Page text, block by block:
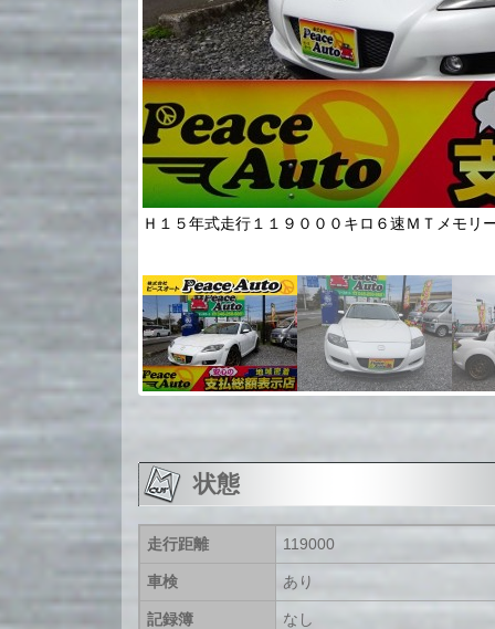
Ｈ１５年式走行１１９０００キロ６速ＭＴメモ
状態
走行距離 119000
車検 あり
記録簿 なし